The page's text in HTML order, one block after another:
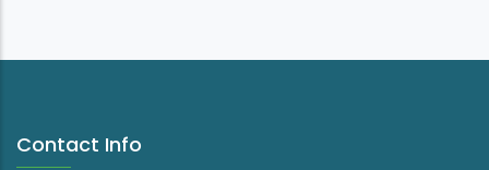
Contact Info